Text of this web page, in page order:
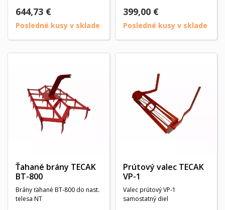
644,73 €
Posledné kusy v sklade
399,00 €
Posledné kusy v sklade
Ťahané brány TECAK
BT-800
Brány ťahané BT-800 do nast.
telesa NT
Prútový valec TECAK
VP-1
Valec prútový VP-1
samostatný diel